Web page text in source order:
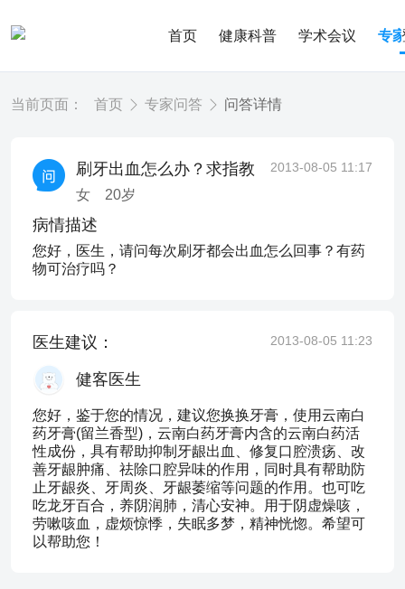
首页 健康科普 学术会议 专
当前页面： 首页 专家问答 问答详情
刷牙出血怎么办？求指教
女 20岁
2013-08-05 11:17
病情描述
您好，医生，请问每次刷牙都会出血怎么回事？有药
物可治疗吗？
医生建议： 2013-08-05 11:23
健客医生
您好，鉴于您的情况，建议您换换牙膏，使用云南白
药牙膏(留兰香型)，云南白药牙膏内含的云南白药活
性成份，具有帮助抑制牙龈出血、修复口腔溃疡、改
善牙龈肿痛、祛除口腔异味的作用，同时具有帮助防
止牙龈炎、牙周炎、牙龈萎缩等问题的作用。也可吃
吃龙牙百合，养阴润肺，清心安神。用于阴虚燥咳，
劳嗽咳血，虚烦惊悸，失眠多梦，精神恍惚。希望可
以帮助您！